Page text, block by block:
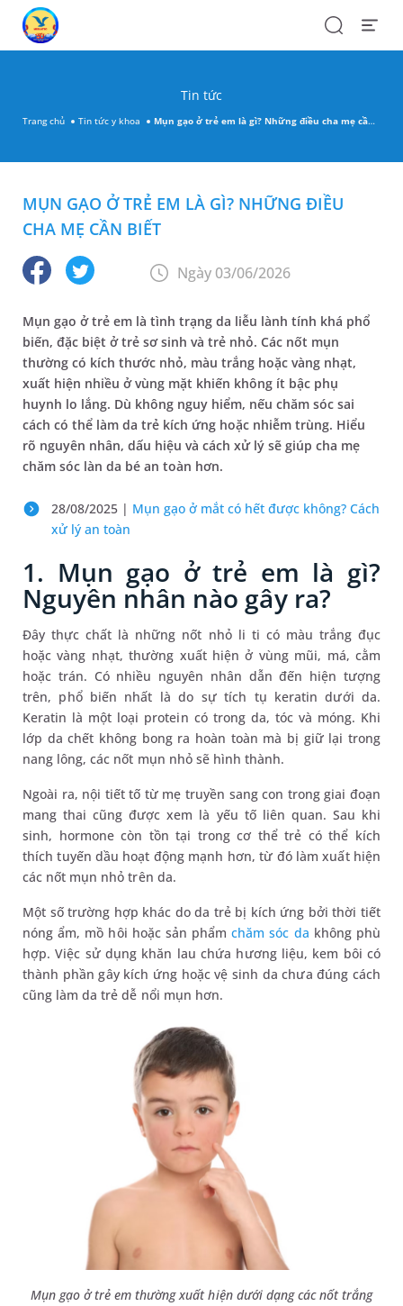
SearchOpen
Tin tức
Trang chủ Tin tức y khoa Mụn gạo ở trẻ em là gì? Những điều cha mẹ cần biết
MỤN GẠO Ở TRẺ EM LÀ GÌ? NHỮNG ĐIỀU
CHA MẸ CẦN BIẾT
Ngày 03/06/2026
Mụn gạo ở trẻ em là tình trạng da liễu lành tính khá phổ
biến, đặc biệt ở trẻ sơ sinh và trẻ nhỏ. Các nốt mụn
thường có kích thước nhỏ, màu trắng hoặc vàng nhạt,
xuất hiện nhiều ở vùng mặt khiến không ít bậc phụ
huynh lo lắng. Dù không nguy hiểm, nếu chăm sóc sai
cách có thể làm da trẻ kích ứng hoặc nhiễm trùng. Hiểu
rõ nguyên nhân, dấu hiệu và cách xử lý sẽ giúp cha mẹ
chăm sóc làn da bé an toàn hơn.
28/08/2025 | Mụn gạo ở mắt có hết được không? Cách
xử lý an toàn
1. Mụn gạo ở trẻ em là gì?
Nguyên nhân nào gây ra?
Đây thực chất là những nốt nhỏ li ti có màu trắng đục
hoặc vàng nhạt, thường xuất hiện ở vùng mũi, má, cằm
hoặc trán. Có nhiều nguyên nhân dẫn đến hiện tượng
trên, phổ biến nhất là do sự tích tụ keratin dưới da.
Keratin là một loại protein có trong da, tóc và móng. Khi
lớp da chết không bong ra hoàn toàn mà bị giữ lại trong
nang lông, các nốt mụn nhỏ sẽ hình thành.
Ngoài ra, nội tiết tố từ mẹ truyền sang con trong giai đoạn
mang thai cũng được xem là yếu tố liên quan. Sau khi
sinh, hormone còn tồn tại trong cơ thể trẻ có thể kích
thích tuyến dầu hoạt động mạnh hơn, từ đó làm xuất hiện
các nốt mụn nhỏ trên da.
Một số trường hợp khác do da trẻ bị kích ứng bởi thời tiết
nóng ẩm, mồ hôi hoặc sản phẩmchăm sóc da không phù
hợp. Việc sử dụng khăn lau chứa hương liệu, kem bôi có
thành phần gây kích ứng hoặc vệ sinh da chưa đúng cách
cũng làm da trẻ dễ nổi mụn hơn.
Mụn gạo ở trẻ em thường xuất hiện dưới dạng các nốt trắng